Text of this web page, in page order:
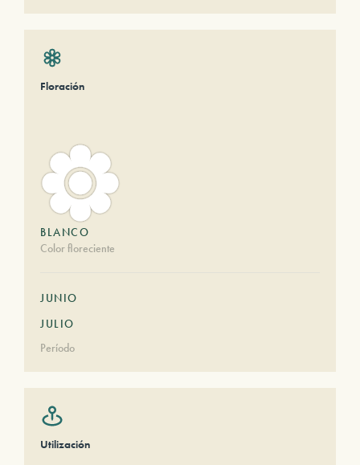
Floración
BLANCO
Color floreciente
JUNIO
JULIO
Período
Utilización